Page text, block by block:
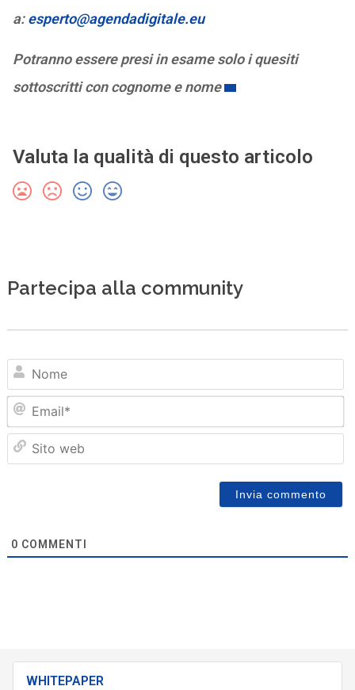
a:esperto@agendadigitale.eu
Potranno essere presi in esame solo i quesiti
sottoscritti con cognome e nome
Valuta la qualità di questo articolo
Partecipa alla community
0 COMMENTI
WHITEPAPER